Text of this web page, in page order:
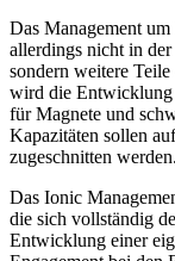
Das Management
allerdings nicht in
sondern weitere
wird die Entwicklung
für Magnete und
Kapazitäten sollen
zugeschnitten werden.
Das Ionic
die sich vollständig
Entwicklung einer